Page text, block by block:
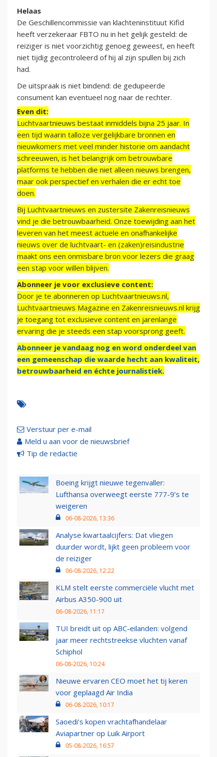
Helaas
De Geschillencommissie van klachteninstituut Kifid
heeft verzekeraar FBTO nu in het gelijk gesteld: de
reiziger is niet voorzichtig genoeg geweest, en heeft
niet tijdig gecontroleerd of hij al zijn spullen bij zich
had.
De uitspraak is niet bindend: de gedupeerde
consument kan eventueel nog naar de rechter.
Even dit:
Luchtvaartnieuws bestaat inmiddels bijna 25 jaar. In
een tijd waarin talloze vergelijkbare bronnen en
nieuwkomers met veel minder historie om aandacht
schreeuwen, is het belangrijk om betrouwbare
platforms te hebben die niet alleen nieuws brengen,
maar ook perspectief en verhalen die er echt toe
doen.
Bij Luchtvaartnieuws en zustersite Zakenreisnieuws
vind je die betrouwbaarheid. Onze toewijding aan het
leveren van het meest actuele en onafhankelijke
nieuws over de luchtvaart- en (zaken)reisindustrie
maakt ons een onmisbare bron voor lezers die graag
een stap voor willen blijven.
Abonneer je voor exclusieve content:
Door je te abonneren op Luchtvaartnieuws.nl,
Luchtvaartnieuws Magazine en Zakenreisnieuws.nl krijg
je toegang tot exclusieve content en jarenlange
ervaring die je steeds een stap voorsprong geeft.
Abonneer je vandaag nog en word onderdeel van
een gemeenschap die waarde hecht aan kwaliteit,
betrouwbaarheid en échte journalistiek.
Verstuur per e-mail
Meld u aan voor de nieuwsbrief
Tip de redactie
Boeing krijgt nieuwe tegenvaller:
Lufthansa overweegt eerste 777-9’s te
weigeren
06-08-2026, 13:36
Analyse kwartaalcijfers: Dat vliegen
duurder wordt, lijkt geen probleem voor
de reiziger
06-08-2026, 12:22
KLM stelt eerste commerciële vlucht met
Airbus A350-900 uit
06-08-2026, 11:17
TUI breidt uit op ABC-eilanden: volgend
jaar meer rechtstreekse vluchten vanaf
Schiphol
06-08-2026, 10:24
Nieuwe ervaren CEO moet het tij keren
voor geplaagd Air India
06-08-2026, 10:17
Saoedi’s kopen vrachtafhandelaar
Aviapartner op Luik Airport
05-08-2026, 16:57